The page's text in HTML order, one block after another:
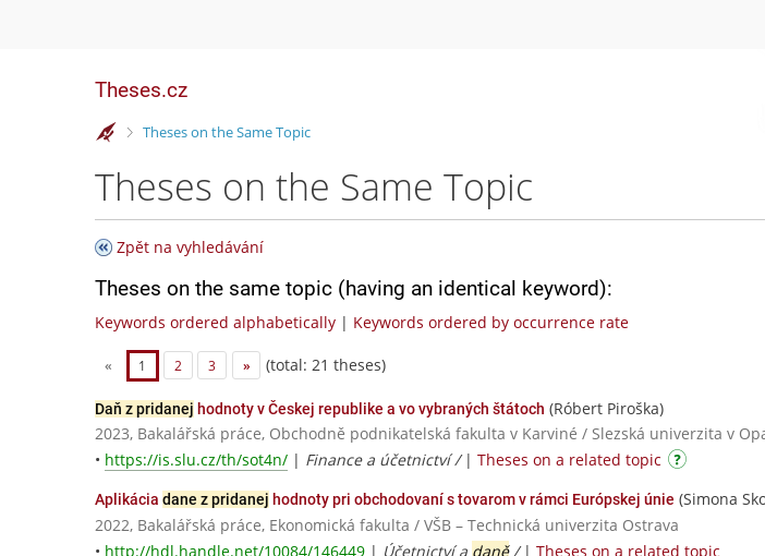
Theses.cz
>
Theses on the Same Topic
Theses on the Same Topic
Zpět na vyhledávání
Theses on the same topic (having an identical keyword):
Keywords ordered alphabetically | Keywords ordered by occurrence rate
« 1 2 3 » (total: 21 theses)
Daň z pridanej hodnoty v Českej republike a vo vybraných štátoch (Róbert Piroška)
2023, Bakalářská práce, Obchodně podnikatelská fakulta v Karviné / Slezská univerzita v
• https://is.slu.cz/th/sot4n/ | Finance a účetnictví / | Theses on a related topic
Aplikácia dane z pridanej hodnoty pri obchodovaní s tovarom v rámci Európskej únie (Simona
2022, Bakalářská práce, Ekonomická fakulta / VŠB – Technická univerzita Ostrava
• http://hdl.handle.net/10084/146449 | Účetnictví a daně/ | Theses on a related topic